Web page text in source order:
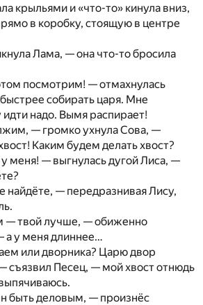
крыльями и «что-то» кинула вниз,
в коробку, стоящую в центре
Лама, — она что-то бросила
посмотрим! — отмахнулась
собирать царя. Мне
надо. Вымя распирает!
— громко ухнула Сова, —
Каким будем делать хвост?
меня! — выгнулась дугой Лиса, —
найдёте, — передразнивая Лису,
— твой лучше, — обиженно
а у меня длиннее…
или дворника? Царю двор
съязвил Песец, — мой хвост отнюдь
быть деловым, — произнёс